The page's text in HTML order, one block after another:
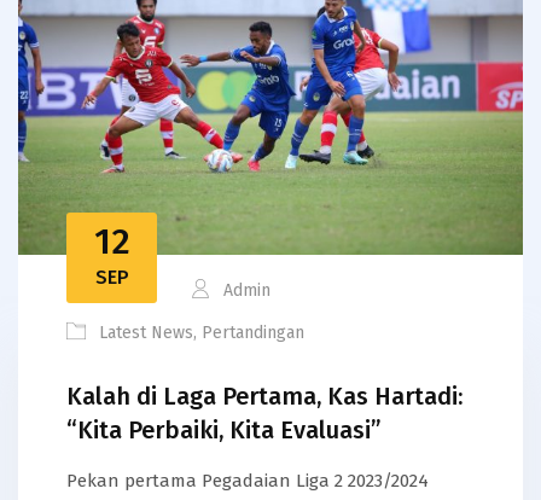
12
SEP
Admin
Latest News, Pertandingan
Kalah di Laga Pertama, Kas Hartadi:
“Kita Perbaiki, Kita Evaluasi”
Pekan pertama Pegadaian Liga 2 2023/2024